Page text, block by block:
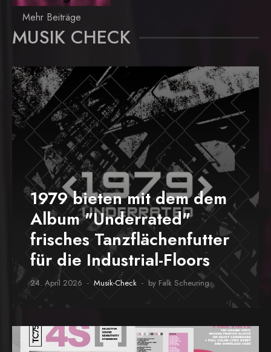
Mehr Beiträge
MUSIK CHECK
1979 bieten mit dem dem
Album "Underrated"
frisches Tanzflächenfutter
für die Industrial-Floors
24. April 2026 Musik-Check by Falk Scheuring